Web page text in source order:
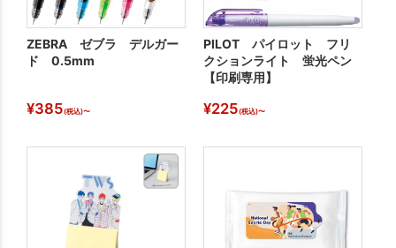
ZEBRA ゼブラ デルガー
ド 0.5mm
¥385(税込)〜
PILOT パイロット フリ
クションライト 蛍光ペン
【印刷専用】
¥225(税込)〜